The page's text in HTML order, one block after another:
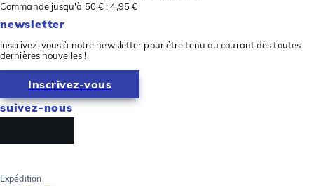
Commande jusqu'à 50 € : 4,95 €
newsletter
Inscrivez-vous à notre newsletter pour être tenu au courant des toutes
dernières nouvelles !
Inscrivez-vous
suivez-nous
Expédition